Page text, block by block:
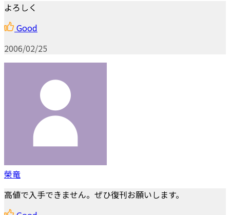
よろしく
Good
2006/02/25
榮竜
高値で入手できません。ぜひ復刊お願いします。